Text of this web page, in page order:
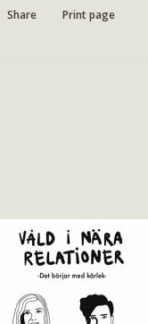
Share Print page